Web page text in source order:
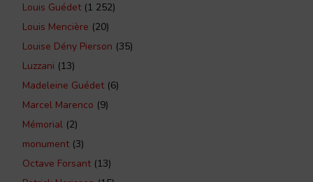
Louis Guédet(1 252)
Louis Mencière (20)
Louise Dény Pierson (35)
Luzzani (13)
Madeleine Guédet(6)
Marcel Marenco (9)
Mémorial (2)
monument(3)
Octave Forsant(13)